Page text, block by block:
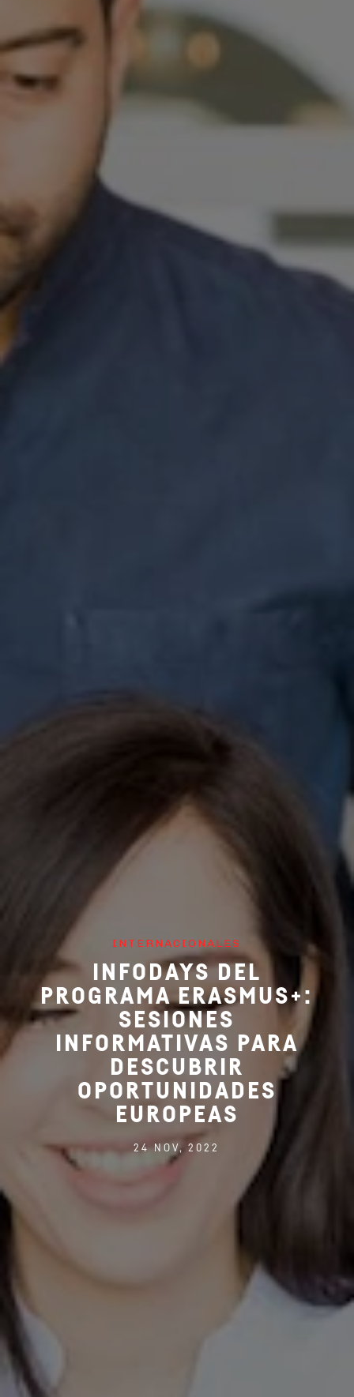
INTERNACIONALES
INFODAYS DEL
PROGRAMA ERASMUS+:
SESIONES
INFORMATIVAS PARA
DESCUBRIR
OPORTUNIDADES
EUROPEAS
24 NOV, 2022